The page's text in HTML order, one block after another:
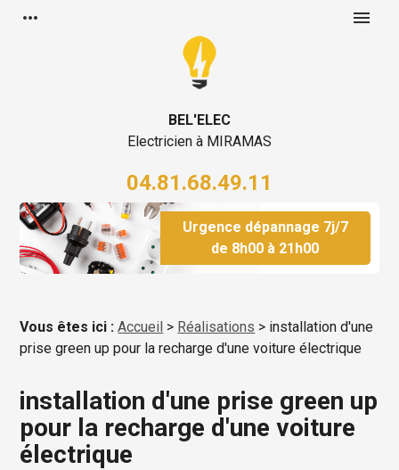
more_horiz menu
BEL'ELEC
Electricien à MIRAMAS
04.81.68.49.11
Urgence dépannage 7j/7
de 8h00 à 21h00
Vous êtes ici :Accueil > Réalisations > installation d'une
prise green up pour la recharge d'une voiture électrique
installation d'une prise green up
pour la recharge d'une voiture
électrique